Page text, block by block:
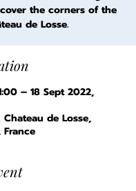
the corners of the
de Losse.
– 18 Sept 2022,
de Losse,